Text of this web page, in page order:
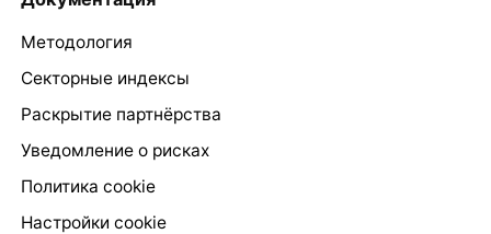
Методология
Секторные индексы
Раскрытие партнёрства
Уведомление о рисках
Политика cookie
Настройки cookie